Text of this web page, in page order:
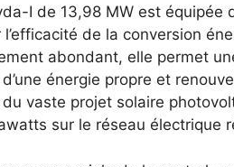
I de 13,98 MW est équipée
de la conversion
abondant, elle permet
énergie propre et
vaste projet solaire
sur le réseau électrique